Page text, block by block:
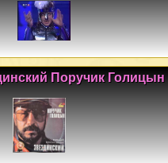
Поручик Голицын